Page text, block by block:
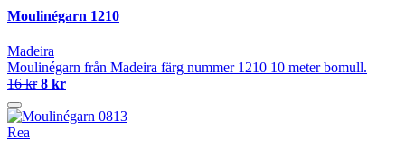
Moulinégarn 1210
Madeira
Moulinégarn från Madeira färg nummer 1210 10 meter bomull.
16 kr 8 kr
Rea